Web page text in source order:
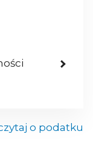
o podatku